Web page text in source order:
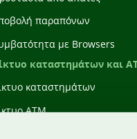
παραπόνων
με Browsers
καταστημάτων και
καταστημάτων
ATM